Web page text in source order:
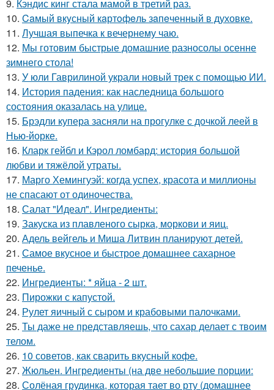
9. Кэндис кинг стала мамой в третий раз.
10. Caмый вкyсный кaртoфeль зaпeченный в духовке.
11. Лучшая выпечка к вечернему чаю.
12. Мы готовим быстрые домашние разносолы осенне
зимнего стола!
13. У юли Гаврилиной украли новый трек с помощью ИИ.
14. История падения: как наследница большого
состояния оказалась на улице.
15. Брэдли купера засняли на прогулке с дочкой леей в
Нью-йорке.
16. Кларк гейбл и Кэрол ломбард: история большой
любви и тяжёлой утраты.
17. Марго Хемингуэй: когда успех, красота и миллионы
не спасают от одиночества.
18. Салат "Идеал". Ингредиенты:
19. Закуска из плавленого сырка, моркови и яиц.
20. Адель вейгель и Миша Литвин планируют детей.
21. Самое вкусное и быстрое домашнее сахарное
печенье.
22. Ингредиенты: * яйца - 2 шт.
23. Пирожки с капустой.
24. Рулет яичный с сыром и крабовыми палочками.
25. Ты даже не представляешь, что сахар делает с твоим
телом.
26. 10 советов, как сварить вкусный кофе.
27. Жюльен. Ингредиенты (на две небольшие порции:
28. Солёная грудинка, которая тает во рту (домашнее